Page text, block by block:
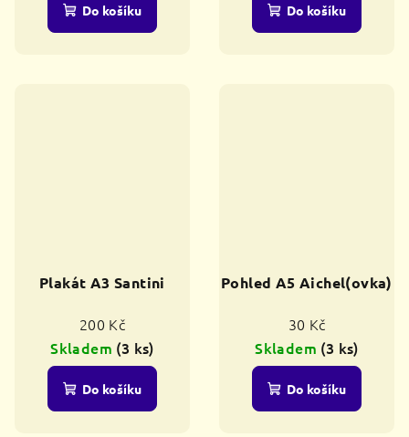
Do košíku Do košíku
Plakát A3 Santini
200 Kč
Skladem (3 ks)
Do košíku
Pohled A5 Aichel(ovka)
30 Kč
Skladem (3 ks)
Do košíku